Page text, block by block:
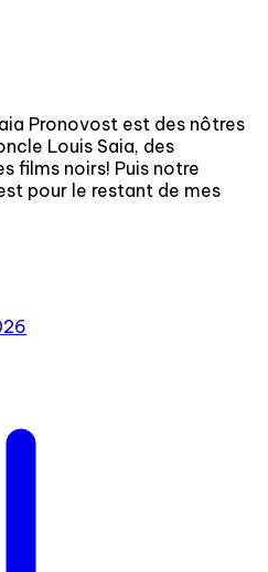
Pronovost est des nôtres
Louis Saia, des
films noirs! Puis notre
pour le restant de mes